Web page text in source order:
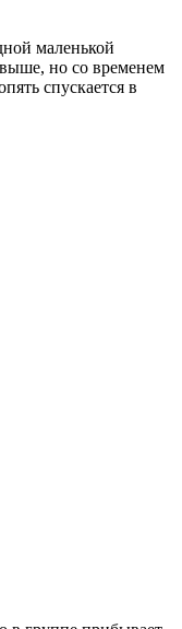
маленькой
но со временем
спускается в